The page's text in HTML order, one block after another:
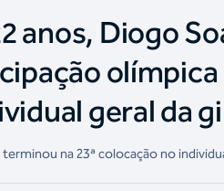
anos, Diogo
geral da
na 23ª colocação no